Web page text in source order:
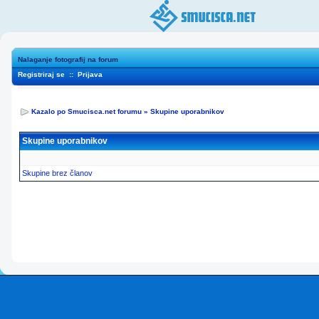
Nalaganje fotografij na forum
Registriraj se :: Prijava
Kazalo po Smucisca.net forumu » Skupine uporabnikov
Skupine uporabnikov
Skupine brez članov